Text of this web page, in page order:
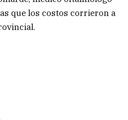
que los costos corrieron a